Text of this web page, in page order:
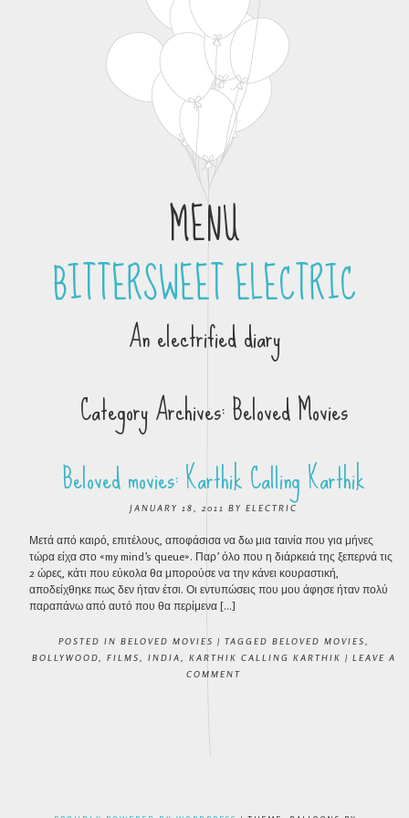
MENU
Skip to contentBITTERSWEET ELECTRIC
An electrified diary
Category Archives:Beloved Movies
Beloved movies: Karthik Calling Karthik
JANUARY 18, 2011 BY ELECTRIC
Μετά από καιρό, επιτέλους, αποφάσισα να δω μια ταινία που για μήνες
τώρα είχα στο «my mind’s queue». Παρ’ όλο που η διάρκειά της ξεπερνά τις
2 ώρες, κάτι που εύκολα θα μπορούσε να την κάνει κουραστική,
αποδείχθηκε πως δεν ήταν έτσι. Οι εντυπώσεις που μου άφησε ήταν πολύ
παραπάνω από αυτό που θα περίμενα […]
POSTED IN BELOVED MOVIES | TAGGED BELOVED MOVIES
BOLLYWOOD
FILMS INDIA KARTHIK CALLING KARTHIK | LEAVE A
COMMENT
POST NAVIGATION